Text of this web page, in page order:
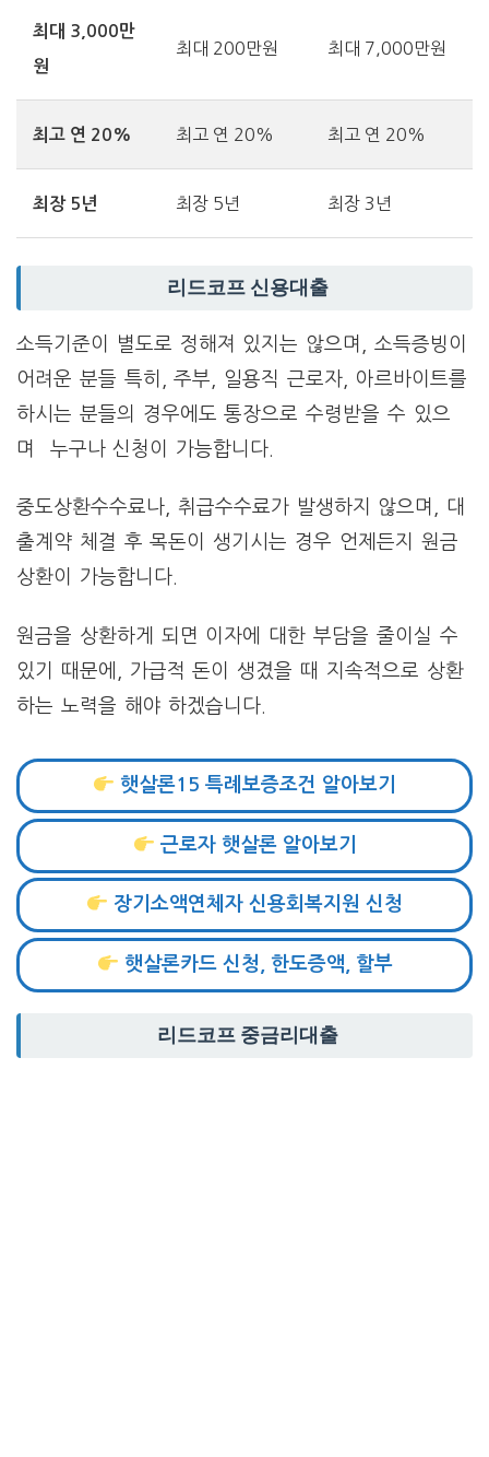
최대 3,000만
원
최대 200만원 최대 7,000만원
최고 연 20% 최고 연 20% 최고 연 20%
최장 5년 최장 5년 최장 3년
리드코프 신용대출
소득기준이 별도로 정해져 있지는 않으며, 소득증빙이
어려운 분들 특히, 주부, 일용직 근로자, 아르바이트를
하시는 분들의 경우에도 통장으로 수령받을 수 있으
며 누구나 신청이 가능합니다.
중도상환수수료나, 취급수수료가 발생하지 않으며, 대
출계약 체결 후 목돈이 생기시는 경우 언제든지 원금
상환이 가능합니다.
원금을 상환하게 되면 이자에 대한 부담을 줄이실 수
있기 때문에, 가급적 돈이 생겼을 때 지속적으로 상환
하는 노력을 해야 하겠습니다.
햇살론15 특례보증조건 알아보기
근로자 햇살론 알아보기
장기소액연체자 신용회복지원 신청
햇살론카드 신청, 한도증액, 할부
리드코프 중금리대출